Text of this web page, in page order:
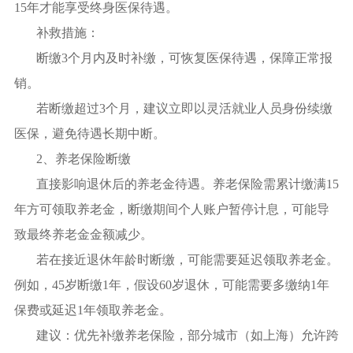
15年才能享受终身医保待遇。
补救措施：
断缴3个月内及时补缴，可恢复医保待遇，保障正常报
销。
若断缴超过3个月，建议立即以灵活就业人员身份续缴
医保，避免待遇长期中断。
2、养老保险断缴
直接影响退休后的养老金待遇。养老保险需累计缴满15
年方可领取养老金，断缴期间个人账户暂停计息，可能导
致最终养老金金额减少。
若在接近退休年龄时断缴，可能需要延迟领取养老金。
例如，45岁断缴1年，假设60岁退休，可能需要多缴纳1年
保费或延迟1年领取养老金。
建议：优先补缴养老保险，部分城市（如上海）允许跨